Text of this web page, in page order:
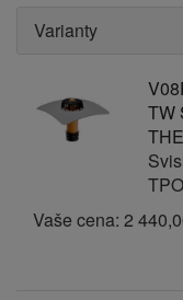
Varianty
TW
Vaše cena: 2